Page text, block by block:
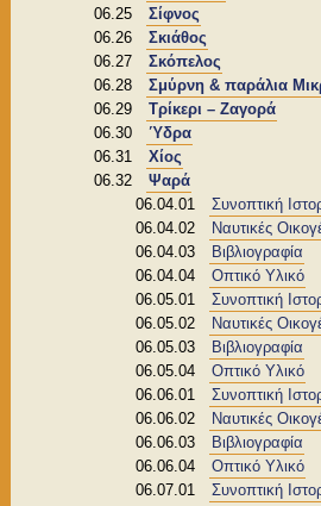
06.25
Σίφνος
06.26
Σκιάθος
06.27
Σκόπελος
06.28
Σμύρνη & παράλια
06.29
Τρίκερι – Ζαγορά
06.30
Ύδρα
06.31
Χίος
06.32
Ψαρά
06.04.01
Συνοπτική
06.04.02
Ναυτικές
06.04.03
Βιβλιογραφία
06.04.04
Οπτικό Υλικό
06.05.01
Συνοπτική
06.05.02
Ναυτικές
06.05.03
Βιβλιογραφία
06.05.04
Οπτικό Υλικό
06.06.01
Συνοπτική
06.06.02
Ναυτικές
06.06.03
Βιβλιογραφία
06.06.04
Οπτικό Υλικό
06.07.01
Συνοπτική